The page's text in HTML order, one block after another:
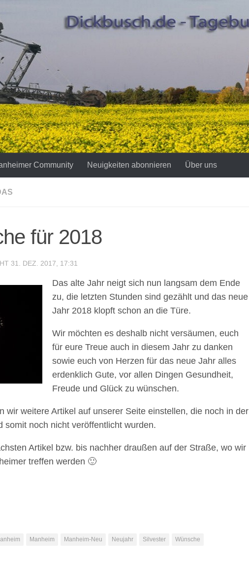
Community Neuigkeiten abonnieren Über uns
für 2018
31. DEZ. 2017, 17:31
Das alte Jahr neigt sich nun langsam dem Ende
zu, die letzten Stunden sind gezählt und das neue
Jahr 2018 klopft schon an die Türe.
Wir möchten es deshalb nicht versäumen, euch
für eure Treue auch in diesem Jahr zu danken
sowie euch von Herzen für das neue Jahr alles
erdenklich Gute, vor allen Dingen Gesundheit,
Freude und Glück zu wünschen.
wir weitere Artikel auf unserer Seite einstellen, die noch in der
somit noch nicht veröffentlicht wurden.
Artikel bzw. bis nachher draußen auf der Straße, wo wir
treffen werden 🙂
Manheim Manheim-Neu Neujahr Silvester Wünsche